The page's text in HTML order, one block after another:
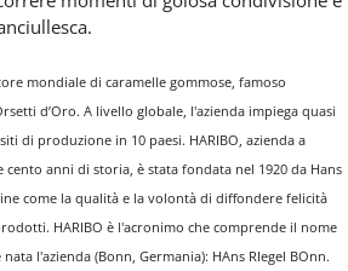
mondiale di caramelle gommose, famoso
d’Oro. A livello globale, l'azienda impiega quasi
di produzione in 10 paesi. HARIBO, azienda a
anni di storia, è stata fondata nel 1920 da Hans
come la qualità e la volontà di diffondere felicità
HARIBO è l'acronimo che comprende il nome
l'azienda (Bonn, Germania): HAns RIegel BOnn.